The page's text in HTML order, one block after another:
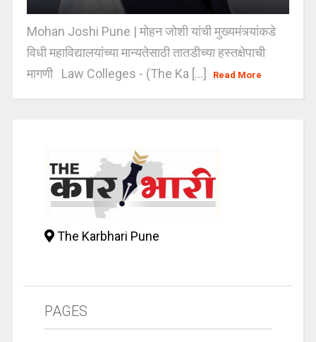
Mohan Joshi Pune | मोहन जोशी यांची मुख्यमंत्र्यांकडे
विधी महाविद्यालयांच्या मान्यतेसाठी तातडीच्या हस्तक्षेपाची
मागणी Law Colleges - (The Ka [...]
Read More
The Karbhari Pune
PAGES